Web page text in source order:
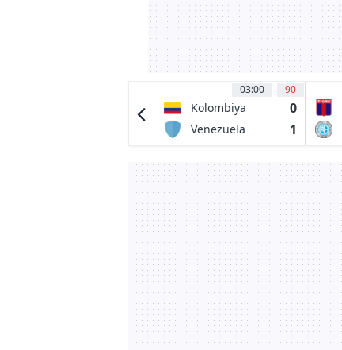
1
03:00 90
Kolombiya 0
Venezuela 1